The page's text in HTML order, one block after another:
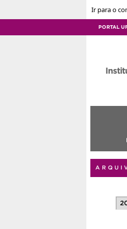
Ir para o
PORTAL